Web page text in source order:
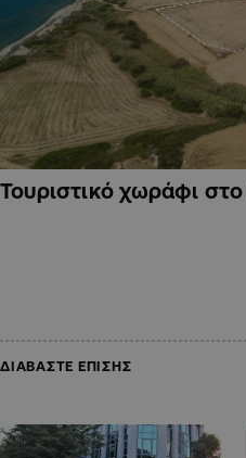
Τουριστικό χωράφι
ΔΙΑΒΑΣΤΕ ΕΠΙΣΗΣ